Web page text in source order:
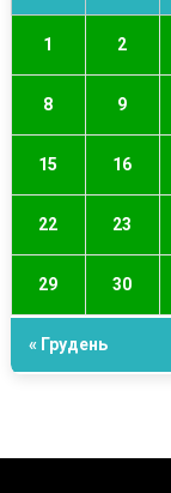
1 2
8 9
15 16
22 23
29 30
« Грудень